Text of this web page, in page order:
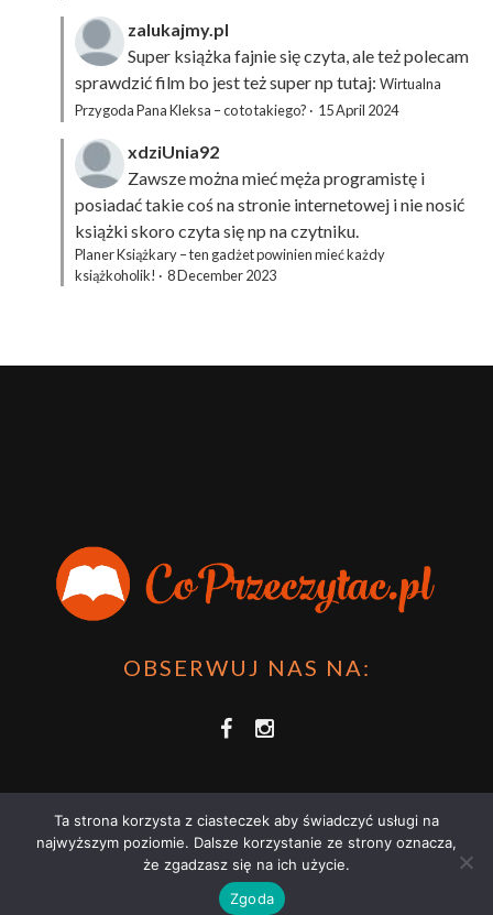
zalukajmy.pl
Super książka fajnie się czyta, ale też polecam
sprawdzić film bo jest też super np tutaj: Wirtualna
Przygoda Pana Kleksa – co to takiego? · 15 April 2024
xdziUnia92
Zawsze można mieć męża programistę i
posiadać takie coś na stronie internetowej i nie nosić
książki skoro czyta się np na czytniku.
Planer Książkary – ten gadżet powinien mieć każdy
książkoholik! · 8 December 2023
OBSERWUJ NAS NA:
COPRZECZYTAĆ.PL 2021 | STRONA WYKORZYSTUJE PLIKI COOKIES |
POLITYKĄ PRYWATNOŚCI
Ta strona korzysta z ciasteczek aby świadczyć usługi na
najwyższym poziomie. Dalsze korzystanie ze strony oznacza,
że zgadzasz się na ich użycie.
Zgoda